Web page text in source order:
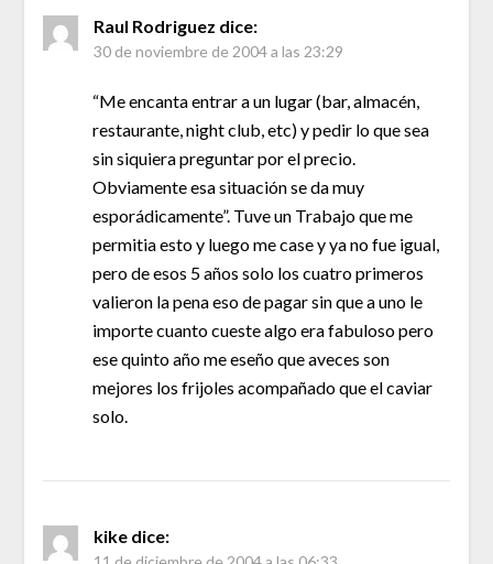
Raul Rodriguez dice:
30 de noviembre de 2004 a las 23:29
“Me encanta entrar a un lugar (bar, almacén,
restaurante, night club, etc) y pedir lo que sea
sin siquiera preguntar por el precio.
Obviamente esa situación se da muy
esporádicamente”. Tuve un Trabajo que me
permitia esto y luego me case y ya no fue igual,
pero de esos 5 años solo los cuatro primeros
valieron la pena eso de pagar sin que a uno le
importe cuanto cueste algo era fabuloso pero
ese quinto año me eseño que aveces son
mejores los frijoles acompañado que el caviar
solo.
kike dice: